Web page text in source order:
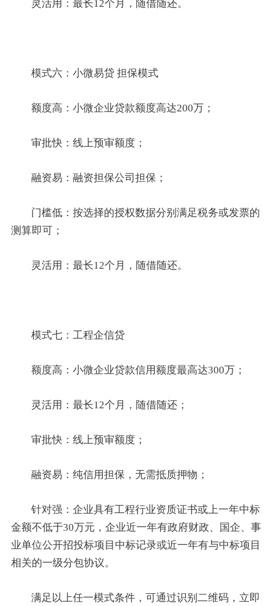
灵活用：最长12个月，随借随还。
模式六：小微易贷 担保模式
额度高：小微企业贷款额度高达200万；
审批快：线上预审额度；
融资易：融资担保公司担保；
门槛低：按选择的授权数据分别满足税务或发票的
测算即可；
灵活用：最长12个月，随借随还。
模式七：工程企信贷
额度高：小微企业贷款信用额度最高达300万；
灵活用：最长12个月，随借随还；
审批快：线上预审额度；
融资易：纯信用担保，无需抵质押物；
针对强：企业具有工程行业资质证书或上一年中标
金额不低于30万元，企业近一年有政府财政、国企、事
业单位公开招投标项目中标记录或近一年有与中标项目
相关的一级分包协议。
满足以上任一模式条件，可通过识别二维码，立即